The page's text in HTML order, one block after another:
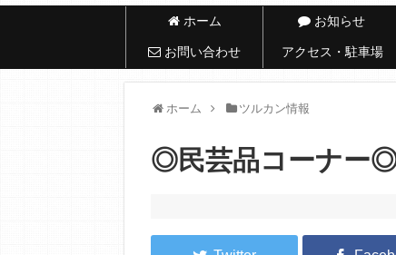
ホーム お知らせ
お問い合わせ アクセス・駐車場
ホーム ツルカン情報
◎民芸品コーナー